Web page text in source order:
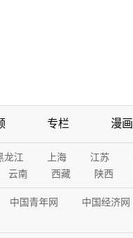
专栏 漫画
龙江 上海 江苏
云南 西藏 陕西
中国青年网 中国经济网